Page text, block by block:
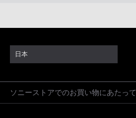
日本
ソニーストアでのお買い物にあたって